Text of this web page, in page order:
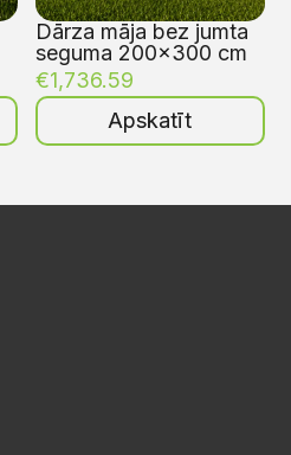
Dārza māja bez jumta
seguma 200×300 cm
€1,736.59
Apskatīt